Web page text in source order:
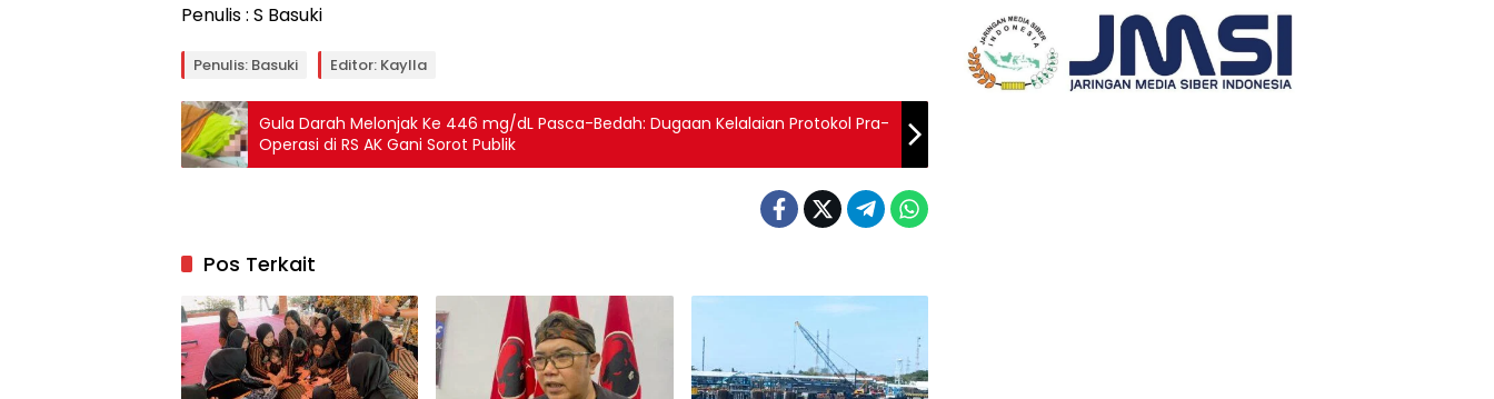
Penulis : S Basuki
Penulis: Basuki Editor: Kaylla
Gula Darah Melonjak Ke 446 mg/dL Pasca-Bedah: Dugaan Kelalaian Protokol Pra-
Operasi di RS AK Gani Sorot Publik
Pos Terkait